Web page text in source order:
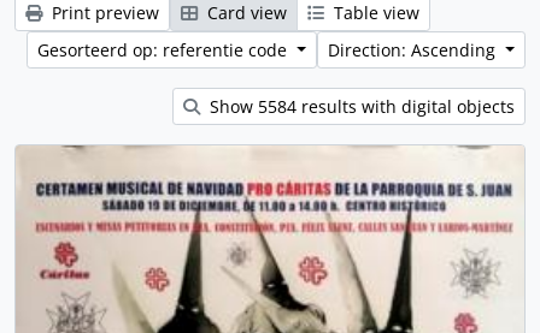
Print preview Card view
Table view
Gesorteerd op: referentie code
Direction: Ascending
Show 5584 results with digital objects